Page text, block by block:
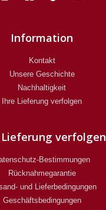
Information
Kontakt
Unsere Geschichte
Nachhaltigkeit
Ihre Lieferung verfolgen
verfolgen
Bestimmungen
Rücknahmegarantie
und Lieferbedingungen
Geschäftsbedingungen